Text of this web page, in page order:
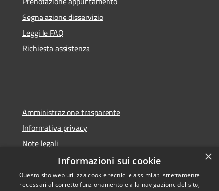
Segnalazione disservizio
Leggi le FAQ
Richiesta assistenza
Amministrazione trasparente
Informativa privacy
Note legali
Dichiarazione di accessibilità
×
Informazioni sui cookie
Questo sito web utilizza cookie tecnici e assimilati strettamente
necessari al corretto funzionamento e alla navigazione del sito,